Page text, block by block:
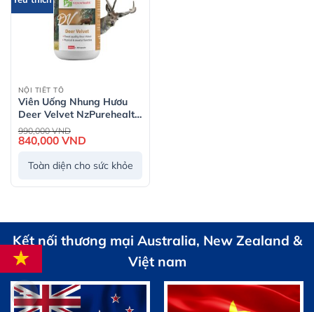
NỘI TIẾT TỐ
Viên Uống Nhung Hươu
Deer Velvet NzPurehealth
30 viên
990,000VND
gốc
là:
840,000 VNDGiá
là:
Toàn diện cho sức khỏe
Kết nối thương mại Australia, New Zealand &
Việt nam